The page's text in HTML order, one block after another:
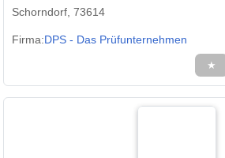
Schorndorf, 73614
Firma:DPS - Das Prüfunternehmen
★